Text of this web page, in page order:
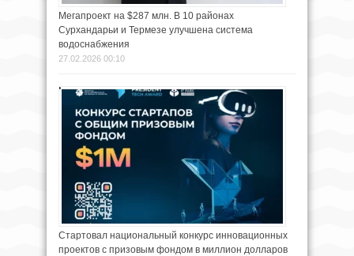
Мегапроект на $287 млн. В 10 районах
Сурхандарьи и Термезе улучшена система
водоснабжения
27.02.2026 00:10
Стартовал национальный конкурс инновационных
проектов с призовым фондом в миллион долларов